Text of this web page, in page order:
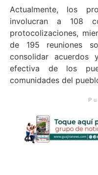
Actualmente, los
involucran a 108
protocolizaciones,
de 195 reuniones
consolidar acuerdos
efectiva de los
comunidades del